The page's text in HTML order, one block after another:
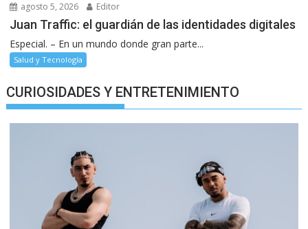
agosto 5, 2026 Editor
Juan Traffic: el guardián de las identidades digitales
Especial. – En un mundo donde gran parte...
Salud y Tecnología
CURIOSIDADES Y ENTRETENIMIENTO